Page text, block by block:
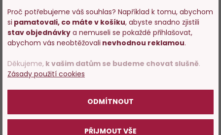
+
DO KOŠÍKU
−
DO KOŠÍKU
oblíbených
Proč potřebujeme váš souhlas? Například k tomu, abychom
si pamatovali, co máte v košíku, abyste snadno zjistili
stav objednávky a nemuseli se pokaždé přihlašovat,
abychom vás neobtěžovali nevhodnou reklamou.
Děkujeme, k vašim datům se budeme chovat slušně.
Zásady použití cookies
ODMÍTNOUT
PŘIJMOUT VŠE
Vstupujete na stránky
s prodejem alkoholu. Prosím